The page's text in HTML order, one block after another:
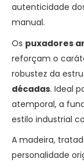
autenticidade
manual.
Os puxadores
reforçam o
robustez da
décadas. Ideal
atemporal, a
estilo industrial
A madeira,
personalidade